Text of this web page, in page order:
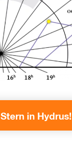
in Hydrus!